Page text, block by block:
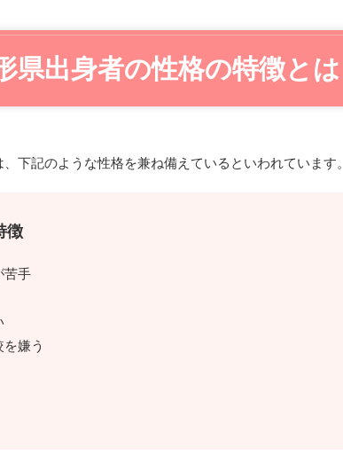
県出身者の性格の特徴とは
下記のような性格を兼ね備えているといわれています。
徴
苦手
を嫌う